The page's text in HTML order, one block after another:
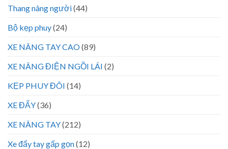
Thang nâng người(44)
Bộ kẹp phuy(24)
XE NÂNG TAY CAO(89)
XE NÂNG ĐIỆN NGỒI LÁI (2)
KẸP PHUY ĐÔI (14)
XE ĐẨY(36)
XE NÂNG TAY(212)
Xe đẩy tay gấp gọn(12)